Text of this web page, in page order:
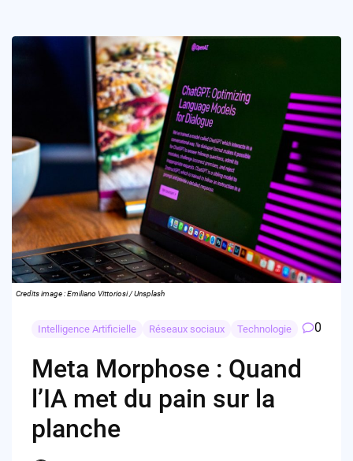
Credits image : Emiliano Vittoriosi / Unsplash
Intelligence Artificielle Réseaux sociaux Technologie 0
Meta Morphose : Quand
l’IA met du pain sur la
planche